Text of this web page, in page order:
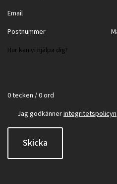
0 tecken / 0 ord
Jag godkännerintegritetspolicyn
Skicka